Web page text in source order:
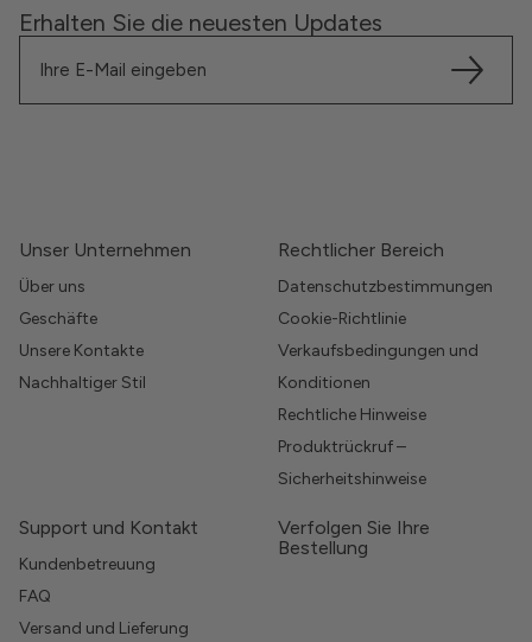
Erhalten Sie die neuesten Updates
Unser Unternehmen
Über uns
Geschäfte
Unsere Kontakte
Nachhaltiger Stil
Rechtlicher Bereich
Datenschutzbestimmungen
Cookie-Richtlinie
Verkaufsbedingungen und
Konditionen
Rechtliche Hinweise
Produktrückruf –
Sicherheitshinweise
Support und Kontakt
Kundenbetreuung
FAQ
Versand und Lieferung
Verfolgen Sie Ihre
Bestellung